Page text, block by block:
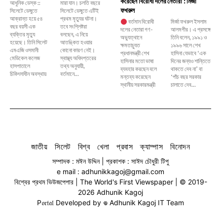
আধুনিক ডেস্ক ::
সিলেটে ডেঙ্গুতে
আক্রান্ত হয়ে ৫৪
বছর বয়সী এক
ব্যক্তির মৃত্যু
হয়েছে। তিনি সিলেট
এমএজি ওসমানী
মেডিকেল কলেজ
হাসপাতালে
চিকিৎসাধীন অবস্থায়
মারা যান। চলতি বছরে
সিলেটে ডেঙ্গুতে এটিই
প্রথম মৃত্যুর ঘটনা।
তবে সংশ্লিষ্টরা
বলছেন, এ নিয়ে
আতঙ্কিত হওয়ার
কোনো কারণ নেই।
স্বাস্থ্য অধিদপ্তরের
তথ্য অনুযায়ী,
বর্তমানে...
ফখরুল
বর্তমান বিরোধী
দলের নেতারা গণ-
অভ্যুত্থানে
ক্ষমতাচ্যুত
প্রধানমন্ত্রী শেখ
হাসিনার মতো ভাষা
ব্যবহার করছেন বলে
মন্তব্য করেছেন
স্থানীয় সরকারমন্ত্রী
মির্জা ফখরুল ইসলাম
আলমগীর। এ প্রসঙ্গে
তিনি বলেন, ১৯৯১ ও
১৯৯৬ সালে শেখ
হাসিনা যেভাবে ‘এক
দিনের জন্যও শান্তিতে
থাকতে দেব না’ বা
‘পাঁচ বছর সরকার
চালাতে দেব...
জাতীয় সিলেট বিশ্ব খেলা প্রবাস ক্যাম্পাস বিনোদন
সম্পাদক : মঈন উদ্দিন | প্রকাশক : সাঈদ চৌধুরী টিপু
e mail : adhunikkagoj@gmail.com
বিশ্বের প্রথম ভিউজপেপার | The World's First Viewspaper | © 2019-
2026 Adhunik Kagoj
P𝔬𝔯𝔱𝔞𝔩 Developed by 𖦹 Adhunik Kagoj IT Team